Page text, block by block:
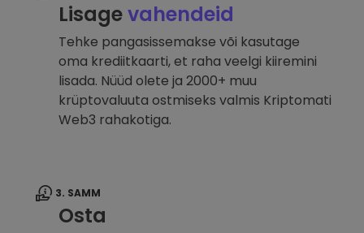
Lisagevahendeid
Tehke pangasissemakse või kasutage
oma krediitkaarti, et raha veelgi kiiremini
lisada. Nüüd olete ja 2000+ muu
krüptovaluuta ostmiseks valmis Kriptomati
Web3 rahakotiga.
3. SAMM
Osta